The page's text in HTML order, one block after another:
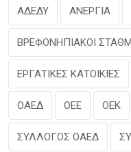
ΑΔΕΔΥ ΑΝΕΡΓΙΑ
ΒΡΕΦΟΝΗΠΙΑΚΟΙ
ΕΡΓΑΤΙΚΕΣ ΚΑΤΟΙΚΙΕΣ
ΟΑΕΔ ΟΕΕ ΟΕΚ
ΣΥΛΛΟΓΟΣ ΟΑΕΔ